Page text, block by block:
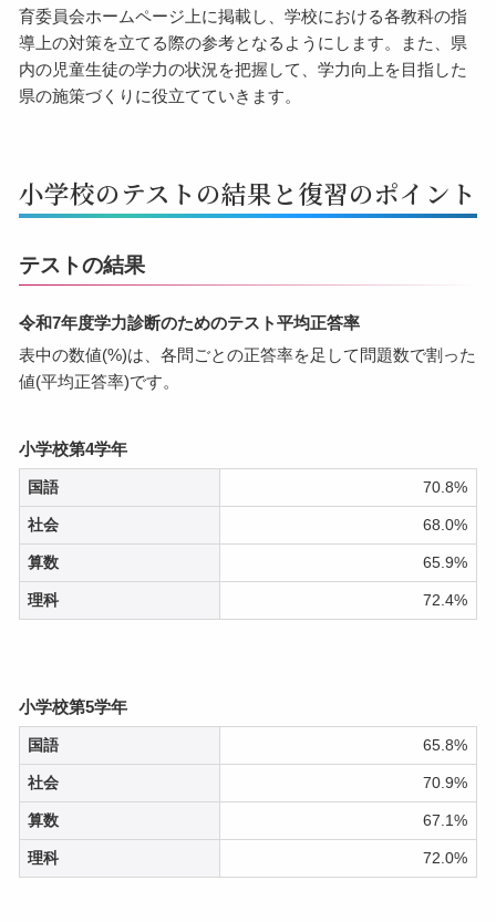
育委員会ホームページ上に掲載し、学校における各教科の指
導上の対策を立てる際の参考となるようにします。また、県
内の児童生徒の学力の状況を把握して、学力向上を目指した
県の施策づくりに役立てていきます。
小学校のテストの結果と復習のポイント
テストの結果
令和7年度学力診断のためのテスト平均正答率
表中の数値(%)は、各問ごとの正答率を足して問題数で割った
値(平均正答率)です。
小学校第4学年
国語 70.8%
社会 68.0%
算数 65.9%
理科 72.4%
小学校第5学年
国語 65.8%
社会 70.9%
算数 67.1%
理科 72.0%